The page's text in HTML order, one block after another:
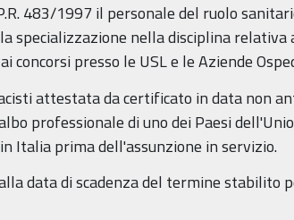
483/1997 il personale del ruolo
specializzazione nella disciplina
presso le USL e le Aziende
attestata da certificato in data non
professionale di uno dei Paesi
Italia prima dell'assunzione in servizio.
data di scadenza del termine stabilito